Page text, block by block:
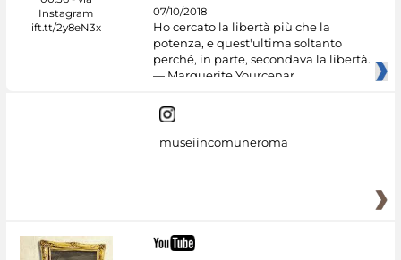
07/10/2018
Ho cercato la libertà più che la
potenza, e quest'ultima soltanto
perché, in parte, secondava la libertà.
— Marguerite Yourcenar
museiincomuneroma